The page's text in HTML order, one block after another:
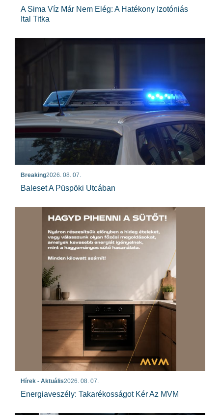
A Sima Víz Már Nem Elég: A Hatékony Izotóniás
Ital Titka
Breaking2026. 08. 07.
Baleset A Püspöki Utcában
Hírek - Aktuális2026. 08. 07.
Energiaveszély: Takarékosságot Kér Az MVM